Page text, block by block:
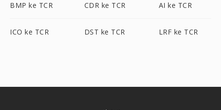
BMP ke TCR CDR ke TCR AI ke TCR
ICO ke TCR DST ke TCR LRF ke TCR